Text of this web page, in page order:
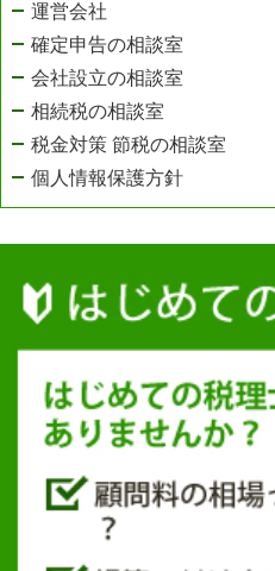
運営会社
確定申告の相談室
会社設立の相談室
相続税の相談室
税金対策 節税の相談室
個人情報保護方針